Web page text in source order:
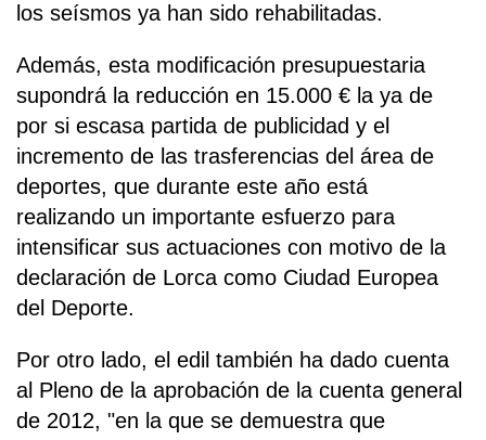
los seísmos ya han sido rehabilitadas.
Además, esta modificación presupuestaria
supondrá la reducción en 15.000 € la ya de
por si escasa partida de publicidad y el
incremento de las trasferencias del área de
deportes, que durante este año está
realizando un importante esfuerzo para
intensificar sus actuaciones con motivo de la
declaración de Lorca como Ciudad Europea
del Deporte.
Por otro lado, el edil también ha dado cuenta
al Pleno de la aprobación de la cuenta general
de 2012, "en la que se demuestra que